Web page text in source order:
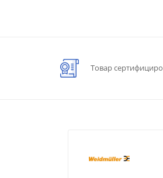
Товар